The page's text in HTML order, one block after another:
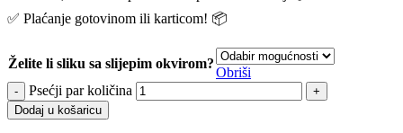
✅ Plaćanje gotovinom ili karticom! 📦
Želite li sliku sa slijepim okvirom?
Obriši
Psećji par količina
Dodaj u košaricu